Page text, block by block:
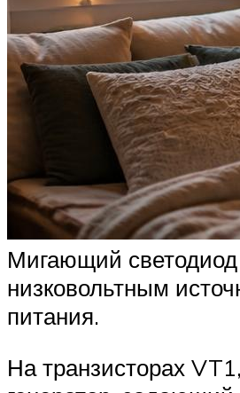
Мигающий
низковольтным
питания.
На транзисторах